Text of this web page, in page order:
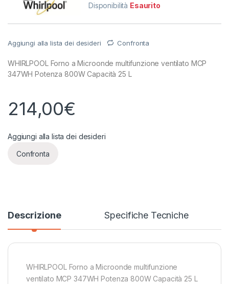
Disponibilità Esaurito
Aggiungi alla lista dei desideri Confronta
WHIRLPOOL Forno a Microonde multifunzione ventilato MCP
347WH Potenza 800W Capacità 25 L
214,00€
Aggiungi alla lista dei desideri
Confronta
Descrizione Specifiche Tecniche
WHIRLPOOL Forno a Microonde multifunzione
ventilato MCP 347WH Potenza 800W Capacità 25 L